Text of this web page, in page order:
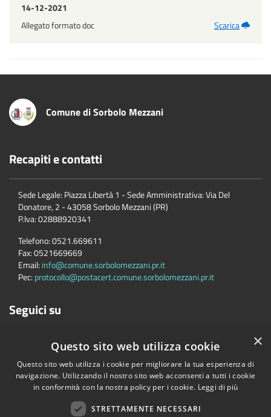
14-12-2021
Allegato formato doc
Scarica
Comune di Sorbolo Mezzani
Recapiti e contatti
Sede Legale: Piazza Libertà 1 - Sede Amministrativa: Via Del
Donatore, 2 - 43058 Sorbolo Mezzani (PR)
P.Iva:02888920341
Telefono:0521.669611
Fax:0521669669
Email: info@comune.sorbolomezzani.pr.it
Pec: protocollo@postacert.comune.sorbolomezzani.pr.it
Seguici su
Accessibilità
×
Questo sito web utilizza cookie
Questo sito web utilizza i cookie per migliorare la tua esperienza di
navigazione. Utilizzando il nostro sito web acconsenti a tutti i cookie
in conformità con la nostra policy per i cookie. Leggi di più
STRETTAMENTE NECESSARI